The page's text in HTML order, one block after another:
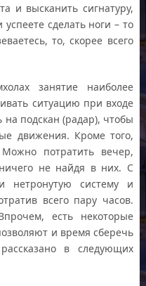
и высканить сигнатуру,
сделать ноги – то
то, скорее всего
занятие наиболее
ситуацию при входе
на подскан (радар), чтобы
движения. Кроме того,
потратить вечер,
не найдя в них. С
нетронутую систему и
всего пару часов.
есть некоторые
и время сберечь
в следующих